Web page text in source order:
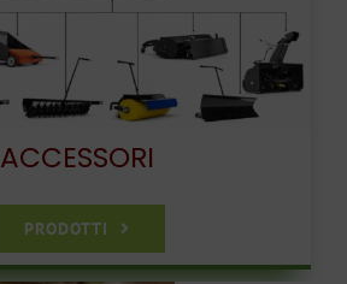
ACCESSORI
PRODOTTI